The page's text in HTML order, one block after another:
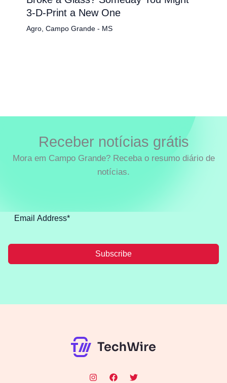
3-D-Print a New One
Agro, Campo Grande - MS
Receber notícias grátis
Mora em Campo Grande? Receba o resumo diário de
notícias.
Subscribe